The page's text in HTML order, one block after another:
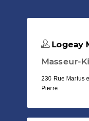
Logeay
Masseur-
230 Rue Marius
Pierre